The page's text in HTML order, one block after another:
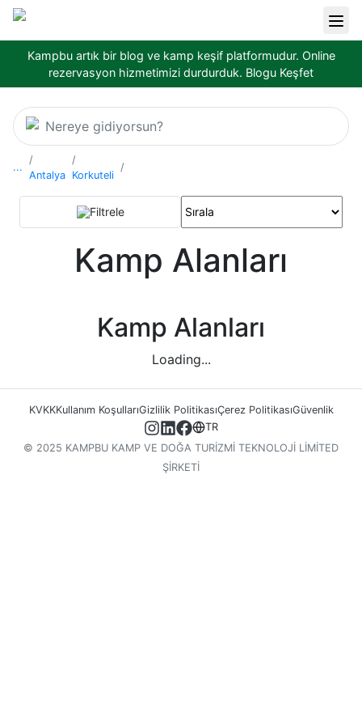
Kampbu artık bir blog ve kamp keşif platformudur. Online
rezervasyon hizmetimizi durdurduk. Blogu Keşfet
Nereye gidiyorsun?
...
Antalya Korkuteli
Filtrele
Kamp Alanları
Kamp Alanları
Loading...
KVKKKullanım KoşullarıGizlilik PolitikasıÇerez PolitikasıGüvenlik
TR
© 2025 KAMPBU KAMP VE DOĞA TURİZMİ TEKNOLOJİ LİMİTED
ŞİRKETİ